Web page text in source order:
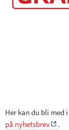
Her kan du bli med i
på nyhetsbrev
.